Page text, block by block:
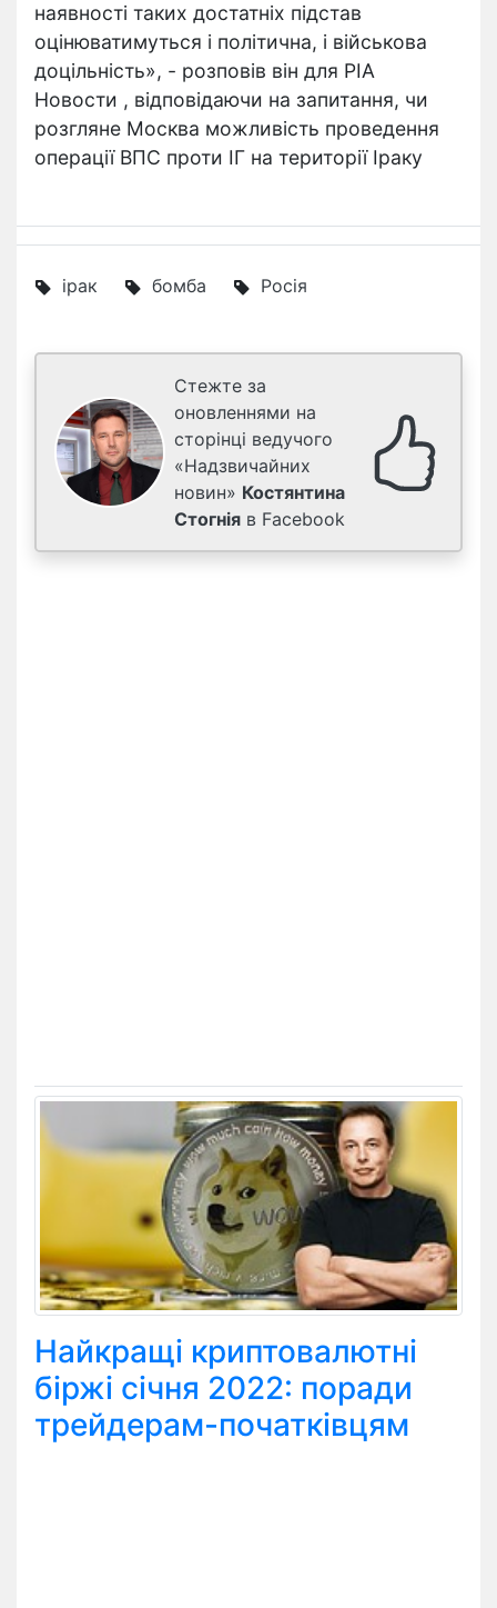
наявності таких достатніх підстав
оцінюватимуться і політична, і військова
доцільність», - розповів він для РІА
Новости , відповідаючи на запитання, чи
розгляне Москва можливість проведення
операції ВПС проти ІГ на території Іраку
ірак бомба Росія
Стежте за
оновленнями на
сторінці ведучого
«Надзвичайних
новин» Костянтина
Стогнія в Facebook
Найкращі криптовалютні
біржі січня 2022: поради
трейдерам-початківцям